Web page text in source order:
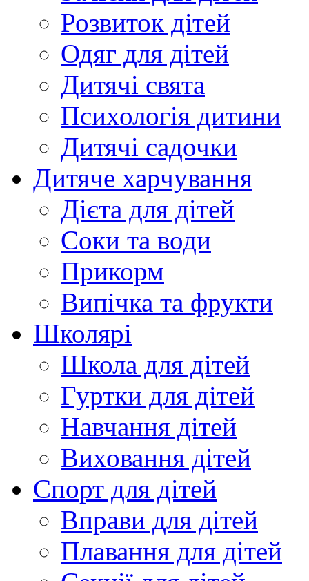
Розвиток дітей
Одяг для дітей
Дитячі свята
Психологія дитини
Дитячі садочки
Дитяче харчування
Дієта для дітей
Соки та води
Прикорм
Випічка та фрукти
Школярі
Школа для дітей
Гуртки для дітей
Навчання дітей
Виховання дітей
Спорт для дітей
Вправи для дітей
Плавання для дітей